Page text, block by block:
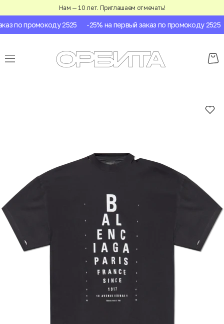
Нам — 10 лет. Приглашаем отмечать!
по промокоду 2525 -25% на первый заказ по промокоду 2525